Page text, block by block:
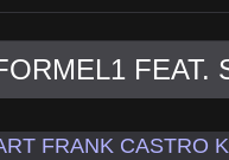
FEAT.
FRANK CASTRO